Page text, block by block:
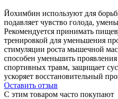
Йохимбин используют для
подавляет чувство голода,
Рекомендуется принимать
тренировкой для уменьшения
стимуляции роста мышечной
способен уменьшить
спортивных травм, защищает
ускоряет восстановительный
Оставить отзыв
С этим товаром часто покупают